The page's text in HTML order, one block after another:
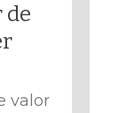
de
valor